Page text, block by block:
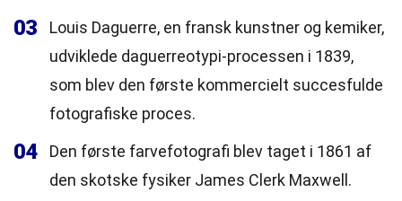
03
Louis Daguerre, en fransk kunstner og kemiker,
udviklede daguerreotypi-processen i 1839,
som blev den første kommercielt succesfulde
fotografiske proces.
04
Den første farvefotografi blev taget i 1861 af
den skotske fysiker James Clerk Maxwell.